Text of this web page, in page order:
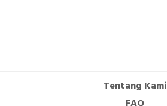
Tentang Kami